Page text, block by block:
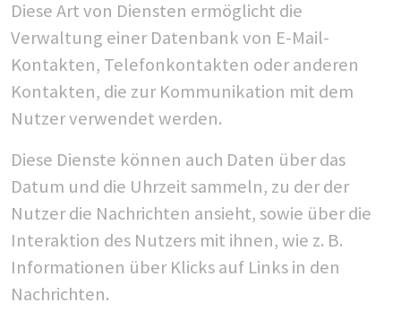
Diese Art von Diensten ermöglicht die
Verwaltung einer Datenbank von E-Mail-
Kontakten, Telefonkontakten oder anderen
Kontakten, die zur Kommunikation mit dem
Nutzer verwendet werden.
Diese Dienste können auch Daten über das
Datum und die Uhrzeit sammeln, zu der der
Nutzer die Nachrichten ansieht, sowie über die
Interaktion des Nutzers mit ihnen, wie z. B.
Informationen über Klicks auf Links in den
Nachrichten.